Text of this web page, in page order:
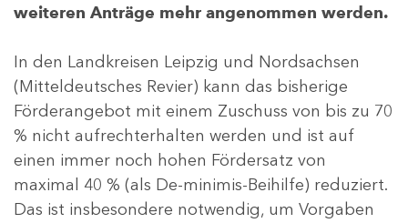
weiteren Anträge mehr angenommen werden.
In den Landkreisen Leipzig und Nordsachsen
(Mitteldeutsches Revier) kann das bisherige
Förderangebot mit einem Zuschuss von bis zu 70
% nicht aufrechterhalten werden und ist auf
einen immer noch hohen Fördersatz von
maximal 40 % (als De-minimis-Beihilfe) reduziert.
Das ist insbesondere notwendig, um Vorgaben